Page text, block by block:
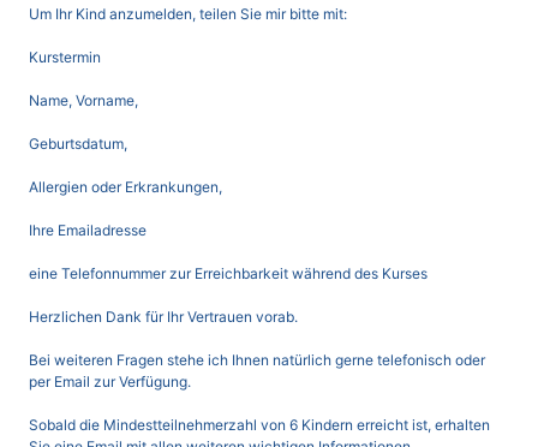
Um Ihr Kind anzumelden, teilen Sie mir bitte mit:
Kurstermin
Name, Vorname,
Geburtsdatum,
Allergien oder Erkrankungen,
Ihre Emailadresse
eine Telefonnummer zur Erreichbarkeit während des Kurses
Herzlichen Dank für Ihr Vertrauen vorab.
Bei weiteren Fragen stehe ich Ihnen natürlich gerne telefonisch oder
per Email zur Verfügung.
Sobald die Mindestteilnehmerzahl von 6 Kindern erreicht ist, erhalten